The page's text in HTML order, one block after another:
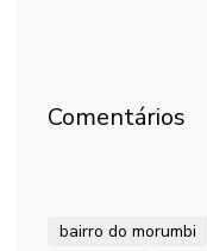
Comentários
bairro do morumbi